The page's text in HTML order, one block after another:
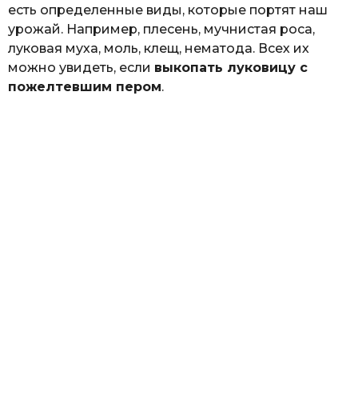
есть определенные виды, которые портят наш
урожай. Например, плесень, мучнистая роса,
луковая муха, моль, клещ, нематода. Всех их
можно увидеть, если выкопать луковицу с
пожелтевшим пером.